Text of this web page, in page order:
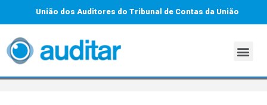
União dos Auditores do Tribunal de Contas da União